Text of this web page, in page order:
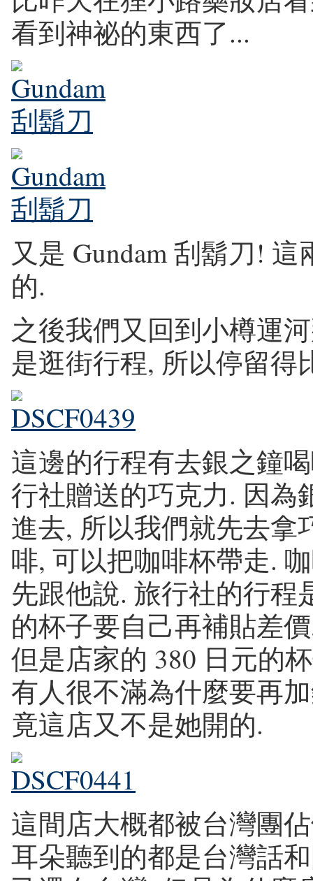
看到神祕的東西了...
又是 Gundam 刮鬍刀!
的.
之後我們又回到小樽運
是逛街行程, 所以停留得
這邊的行程有去銀之鐘
行社贈送的巧克力. 因為
進去, 所以我們就先去拿
啡, 可以把咖啡杯帶走.
先跟他說. 旅行社的行程
的杯子要自己再補貼差
但是店家的 380 日元的
有人很不滿為什麼要再
竟這店又不是她開的.
這間店大概都被台灣團
耳朵聽到的都是台灣話